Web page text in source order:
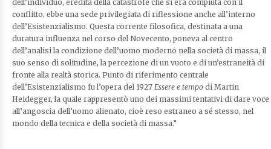
dell’individuo, eredità della catastrofe che si era compiuta con il
conflitto, ebbe una sede privilegiata di riflessione anche all’interno
dell’Esistenzialismo. Questa corrente filosofica, destinata a una
duratura influenza nel corso del Novecento, poneva al centro
dell’analisi la condizione dell’uomo moderno nella società di massa, il
suo senso di solitudine, la percezione di un vuoto e di un’estraneità di
fronte alla realtà storica. Punto di riferimento centrale
dell’Esistenzialismo fu l’opera del 1927 Essere e tempo di Martin
Heidegger, la quale rappresentò uno dei massimi tentativi di dare voce
all’angoscia dell’uomo alienato, cioè reso estraneo a sé stesso, nel
mondo della tecnica e della società di massa.”